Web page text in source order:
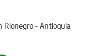
Rionegro - Antioquia